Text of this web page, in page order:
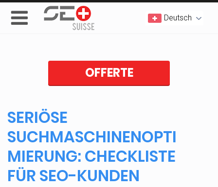
Deutsch
OFFERTE
SERIÖSE
SUCHMASCHINENOPTI
MIERUNG: CHECKLISTE
FÜR SEO-KUNDEN